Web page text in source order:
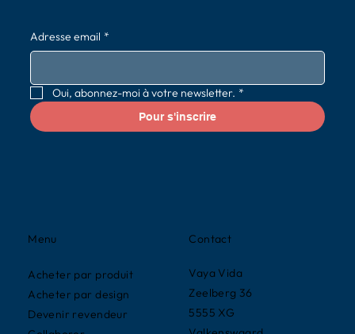
Contact
Vaya Vida
Zeelberg 36
5555 XG
Menu
Acheter par produit
Acheter par design
Devenir revendeur
Adresse email *
Oui, abonnez-moi à votre newsletter. *
Pour s'inscrire